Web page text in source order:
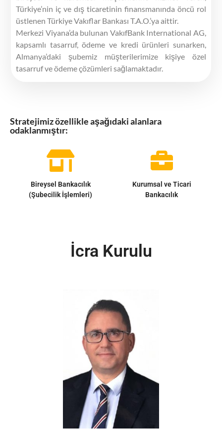
Türkiye’nin iç ve dış ticaretinin finansmanında öncü rol
üstlenen Türkiye Vakıflar Bankası T.A.O.’ya aittir.
Merkezi Viyana’da bulunan VakıfBank International AG,
kapsamlı tasarruf, ödeme ve kredi ürünleri sunarken,
Almanya’daki şubemiz müşterilerimize kişiye özel
tasarruf ve ödeme çözümleri sağlamaktadır.
Stratejimiz özellikle aşağıdaki alanlara
odaklanmıştır:
Bireysel Bankacılık
(Şubecilik İşlemleri)
Kurumsal ve Ticari
Bankacılık
İcra Kurulu